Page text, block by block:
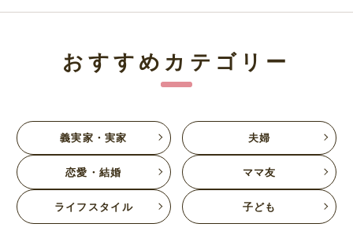
おすすめカテゴリー
義実家・実家 夫婦
恋愛・結婚 ママ友
ライフスタイル 子ども